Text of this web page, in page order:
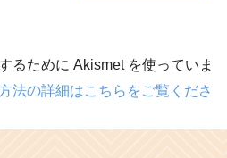
るために Akismet を使っていま
法の詳細はこちらをご覧くださ